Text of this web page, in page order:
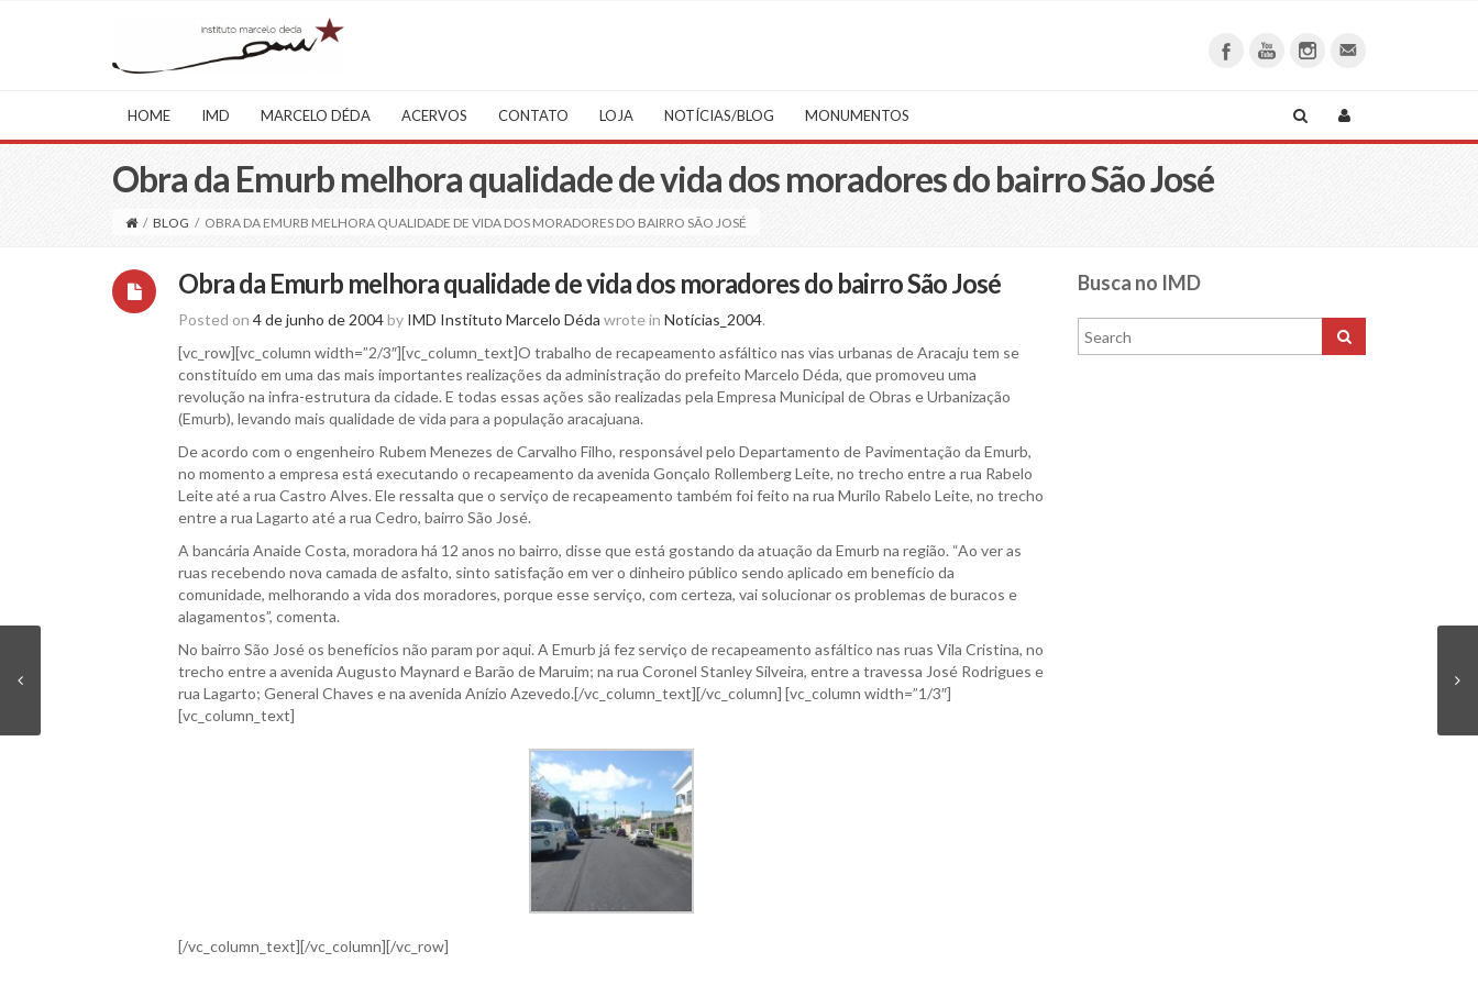
HOME IMD MARCELO DÉDA ACERVOS CONTATO LOJA NOTÍCIAS/BLOG MONUMENTOS
Obra da Emurb melhora qualidade de vida dos moradores do bairro São José
/ BLOG / OBRA DA EMURB MELHORA QUALIDADE DE VIDA DOS MORADORES DO BAIRRO SÃO JOSÉ
Obra da Emurb melhora qualidade de vida dos moradores do bairro São José
Posted on 4 de junho de 2004by IMD Instituto Marcelo Déda wrote in Notícias_2004.
[vc_row][vc_column width=”2/3″][vc_column_text]O trabalho de recapeamento asfáltico nas vias urbanas de Aracaju tem se
constituído em uma das mais importantes realizações da administração do prefeito Marcelo Déda, que promoveu uma
revolução na infra-estrutura da cidade. E todas essas ações são realizadas pela Empresa Municipal de Obras e Urbanização
(Emurb), levando mais qualidade de vida para a população aracajuana.
De acordo com o engenheiro Rubem Menezes de Carvalho Filho, responsável pelo Departamento de Pavimentação da Emurb,
no momento a empresa está executando o recapeamento da avenida Gonçalo Rollemberg Leite, no trecho entre a rua Rabelo
Leite até a rua Castro Alves. Ele ressalta que o serviço de recapeamento também foi feito na rua Murilo Rabelo Leite, no trecho
entre a rua Lagarto até a rua Cedro, bairro São José.
A bancária Anaide Costa, moradora há 12 anos no bairro, disse que está gostando da atuação da Emurb na região. “Ao ver as
ruas recebendo nova camada de asfalto, sinto satisfação em ver o dinheiro público sendo aplicado em benefício da
comunidade, melhorando a vida dos moradores, porque esse serviço, com certeza, vai solucionar os problemas de buracos e
alagamentos”, comenta.
No bairro São José os benefícios não param por aqui. A Emurb já fez serviço de recapeamento asfáltico nas ruas Vila Cristina, no
trecho entre a avenida Augusto Maynard e Barão de Maruim; na rua Coronel Stanley Silveira, entre a travessa José Rodrigues e
rua Lagarto; General Chaves e na avenida Anízio Azevedo.[/vc_column_text][/vc_column] [vc_column width=”1/3″]
[vc_column_text]
[/vc_column_text][/vc_column][/vc_row]
Busca no IMD